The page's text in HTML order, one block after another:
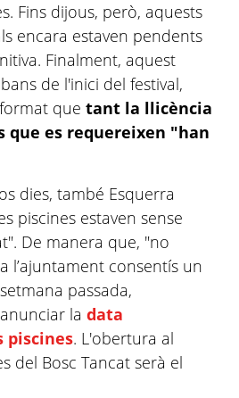
Fins dijous, però, aquests
encara estaven pendents
Finalment, aquest
de l'inici del festival,
que tant la llicència
que es requereixen "han
dies, també Esquerra
piscines estaven sense
De manera que, "no
l’ajuntament consentís un
passada,
la data
piscines. L'obertura al
del Bosc Tancat serà el